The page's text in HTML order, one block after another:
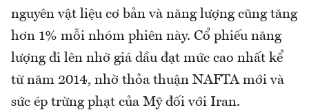
nguyên vật liệu cơ bản và năng lượng cũng tăng
hơn 1% mỗi nhóm phiên này. Cổ phiếu năng
lượng đi lên nhờ giá dầu đạt mức cao nhất kể
từ năm 2014, nhờ thỏa thuận NAFTA mới và
sức ép trừng phạt của Mỹ đối với Iran.